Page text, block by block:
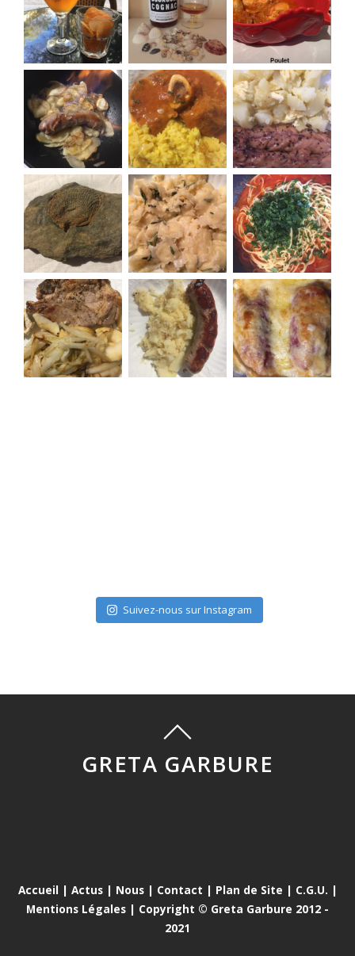
Suivez-nous sur Instagram
GRETA GARBURE
Accueil | Actus| Nous| Contact | Plan de Site | C.G.U. |
Mentions Légales | Copyright © Greta Garbure 2012 -
2021